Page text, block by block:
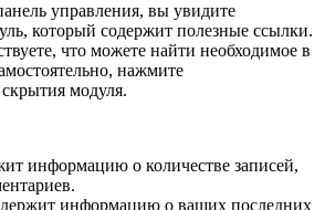
управления, вы увидите
который содержит полезные ссылки.
что можете найти необходимое в
нажмите
скрытия модуля.
информацию о количестве записей,
информацию о ваших последних